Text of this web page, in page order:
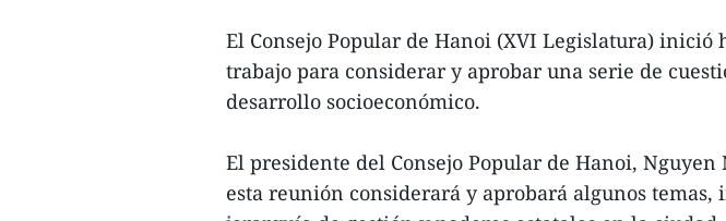
El Consejo Popular de Hanoi (XVI Legislatura) inició
trabajo para considerar y aprobar una serie de
desarrollo socioeconómico.
El presidente del Consejo Popular de Hanoi, Nguyen
esta reunión considerará y aprobará algunos temas,